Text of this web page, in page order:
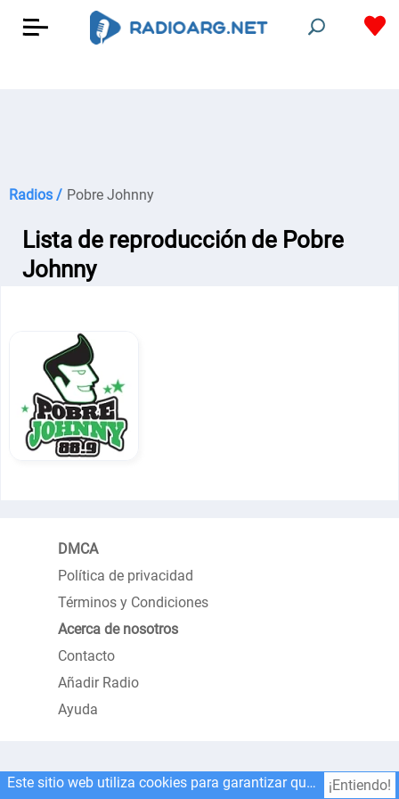
Radios / Pobre Johnny
Lista de reproducción de Pobre
Johnny
DMCA
Política de privacidad
Términos y Condiciones
Acerca de nosotros
Contacto
Añadir Radio
Ayuda
Este sitio web utiliza cookies para garantizar que obtenga la mejor experiencia en nuestro sitio web. ¡Entiendo!